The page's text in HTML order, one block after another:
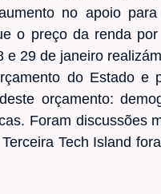
no apoio
o preço da renda
29 de janeiro
do Estado e
orçamento:
Foram discussões
Tech Island